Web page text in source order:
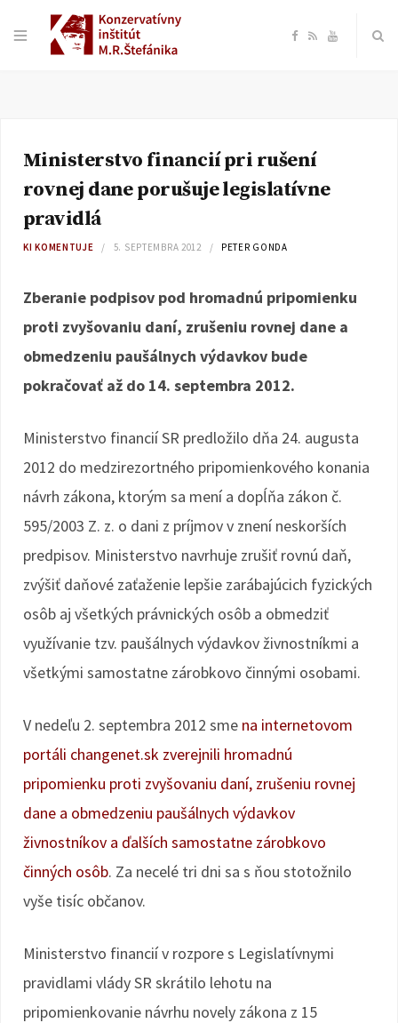
F
e
o
R Y
e
Ministerstvo financií pri rušení
rovnej dane porušuje legislatívne
pravidlá
KI KOMENTUJE 5. SEPTEMBRA 2012 PETER GONDA
Zberanie podpisov pod hromadnú pripomienku
proti zvyšovaniu daní, zrušeniu rovnej dane a
obmedzeniu paušálnych výdavkov bude
pokračovať až do 14. septembra 2012.
Ministerstvo financií SR predložilo dňa 24. augusta
2012 do medzirezortného pripomienkového konania
návrh zákona, ktorým sa mení a dopĺňa zákon č.
595/2003 Z. z. o dani z príjmov v znení neskorších
predpisov. Ministerstvo navrhuje zrušiť rovnú daň,
zvýšiť daňové zaťaženie lepšie zarábajúcich fyzických
osôb aj všetkých právnických osôb a obmedziť
využívanie tzv. paušálnych výdavkov živnostníkmi a
všetkými samostatne zárobkovo činnými osobami.
V nedeľu 2. septembra 2012 sme na internetovom
portáli changenet.sk zverejnili hromadnú
pripomienku proti zvyšovaniu daní, zrušeniu rovnej
dane a obmedzeniu paušálnych výdavkov
živnostníkov a ďalších samostatne zárobkovo
činných osôb. Za necelé tri dni sa s ňou stotožnilo
vyše tisíc občanov.
Ministerstvo financií v rozpore s Legislatívnymi
pravidlami vlády SR skrátilo lehotu na
pripomienkovanie návrhu novely zákona z 15